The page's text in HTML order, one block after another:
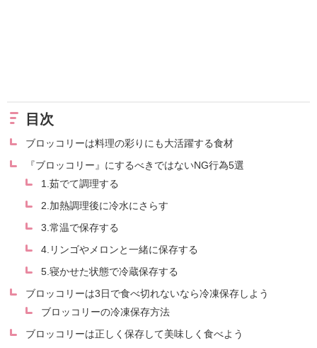
目次
ブロッコリーは料理の彩りにも大活躍する食材
『ブロッコリー』にするべきではないNG行為5選
1.茹でて調理する
2.加熱調理後に冷水にさらす
3.常温で保存する
4.リンゴやメロンと一緒に保存する
5.寝かせた状態で冷蔵保存する
ブロッコリーは3日で食べ切れないなら冷凍保存しよう
ブロッコリーの冷凍保存方法
ブロッコリーは正しく保存して美味しく食べよう